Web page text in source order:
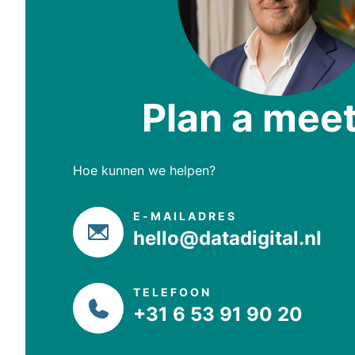
Plan a
Hoe kunnen we helpen?
E-MAILADRES
hello@datadigital.nl
TELEFOON
+31 6 53 91 90 20